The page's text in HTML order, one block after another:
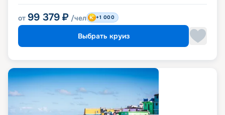
от 99 379 ₽ /чел +1 000
Выбрать круиз